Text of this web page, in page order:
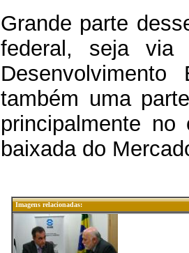
Grande parte
federal, seja via
também uma
principalmente
baixada do
Imagens relacionadas: